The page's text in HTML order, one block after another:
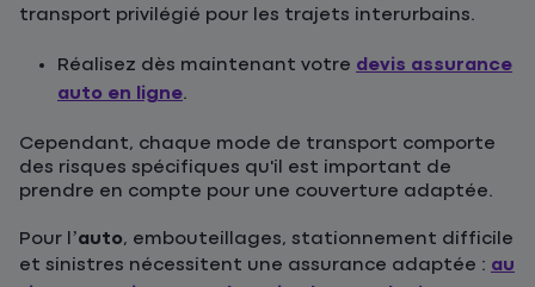
transport privilégié pour les trajets interurbains.
Réalisez dès maintenant votre devis assurance
auto en ligne.
Cependant, chaque mode de transport comporte
des risques spécifiques qu'il est important de
prendre en compte pour une couverture adaptée.
Pour l’auto, embouteillages, stationnement difficile
et sinistres nécessitent une assurance adaptée : au